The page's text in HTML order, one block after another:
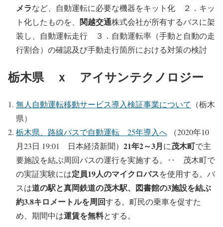
メラなど、自動運転に必要な機器をキット化 ２．キッ
ト化したものを、 関越交通株式会社が所有するバスに架
装し、自動運転走行 ３．自動運転率（手動と自動の走
行割合）の確認及び手動走行箇所における対策の検討
栃木県 ｘ アイサンテクノロジー
無人自動運転移動サービス導入検証事業について （栃木
県）
栃木県、路線バスで自動運転 25年導入へ （2020年10
月23日 19:01 日本経済新聞） 21年2～3月に茂木町で主
要施設を結ぶ周回バスの運行を実施する。‥ 茂木町で
の実証実験には定員19人のマイクロバスを使用する。バ
スは道の駅と真岡鉄道の茂木駅、図書館の3施設を結ぶ
約3.8キロメートルを周回する。町民の乗車を促すた
め、期間中は運賃を無料とする。